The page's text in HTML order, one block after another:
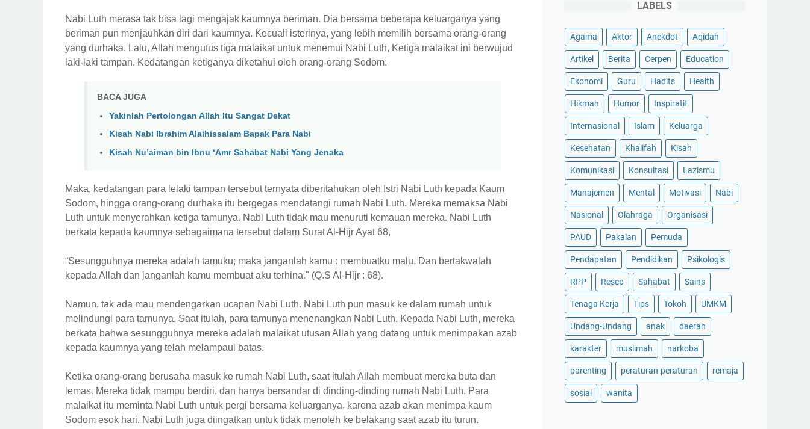
Nabi Luth merasa tak bisa lagi mengajak kaumnya beriman. Dia bersama beberapa keluarganya yang
beriman pun menjauhkan diri dari kaumnya. Kecuali isterinya, yang lebih memilih bersama orang-orang
yang durhaka. Lalu, Allah mengutus tiga malaikat untuk menemui Nabi Luth, Ketiga malaikat ini berwujud
laki-laki tampan. Kedatangan ketiganya diketahui oleh orang-orang Sodom.
BACA JUGA
Yakinlah Pertolongan Allah Itu Sangat Dekat
Kisah Nabi Ibrahim Alaihissalam Bapak Para Nabi
Kisah Nu’aiman bin Ibnu ‘Amr Sahabat Nabi Yang Jenaka
Maka, kedatangan para lelaki tampan tersebut ternyata diberitahukan oleh Istri Nabi Luth kepada Kaum
Sodom, hingga orang-orang durhaka itu bergegas mendatangi rumah Nabi Luth. Mereka memaksa Nabi
Luth untuk menyerahkan ketiga tamunya. Nabi Luth tidak mau menuruti kemauan mereka. Nabi Luth
berkata kepada kaumnya sebagaimana tersebut dalam Surat Al-Hijr Ayat 68,
“Sesungguhnya mereka adalah tamuku; maka janganlah kamu : membuatku malu, Dan bertakwalah
kepada Allah dan janganlah kamu membuat aku terhina." (Q.S Al-Hijr : 68).
Namun, tak ada mau mendengarkan ucapan Nabi Luth. Nabi Luth pun masuk ke dalam rumah untuk
melindungi para tamunya. Saat itulah, para tamunya menenangkan Nabi Luth. Kepada Nabi Luth, mereka
berkata bahwa sesungguhnya mereka adalah malaikat utusan Allah yang datang untuk menimpakan azab
kepada kaumnya yang telah melampaui batas.
Ketika orang-orang berusaha masuk ke rumah Nabi Luth, saat itulah Allah membuat mereka buta dan
lemas. Mereka tidak mampu berdiri, dan hanya bersandar di dinding-dinding rumah Nabi Luth. Para
malaikat itu meminta Nabi Luth untuk pergi bersama keluarganya, karena azab akan menimpa kaum
Sodom esok hari. Nabi Luth juga diingatkan untuk tidak menoleh ke belakang saat azab itu turun.
LABELS
Agama Aktor Anekdot Aqidah
Artikel Berita Cerpen Education
Ekonomi Guru Hadits Health
Hikmah Humor Inspiratif
Internasional Islam Keluarga
Kesehatan Khalifah Kisah
Komunikasi Konsultasi Lazismu
Manajemen Mental Motivasi Nabi
Nasional Olahraga Organisasi
PAUD Pakaian Pemuda
Pendapatan Pendidikan Psikologis
RPP Resep Sahabat Sains
Tenaga Kerja Tips Tokoh UMKM
Undang-Undang anak daerah
karakter muslimah narkoba
parenting peraturan-peraturan remaja
sosial wanita